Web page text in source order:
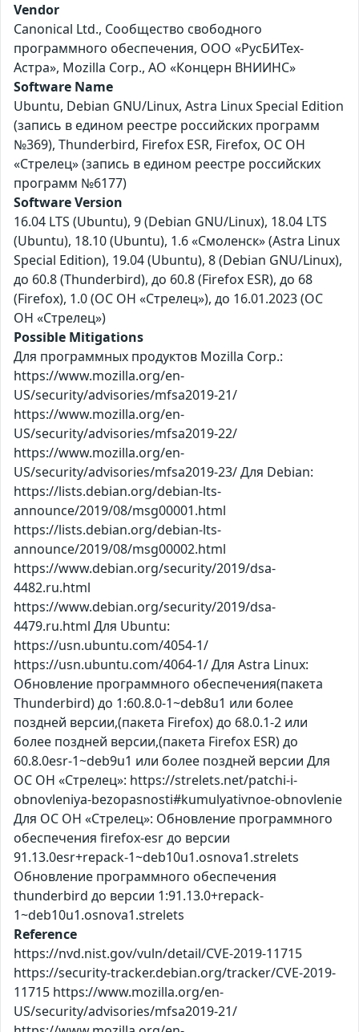
Vendor
Canonical Ltd., Сообщество свободного
программного обеспечения, ООО «РусБИТех-
Астра», Mozilla Corp., АО «Концерн ВНИИНС»
Software Name
Ubuntu, Debian GNU/Linux, Astra Linux Special Edition
(запись в едином реестре российских программ
№369), Thunderbird, Firefox ESR, Firefox, ОС ОН
«Стрелец» (запись в едином реестре российских
программ №6177)
Software Version
16.04 LTS (Ubuntu), 9 (Debian GNU/Linux), 18.04 LTS
(Ubuntu), 18.10 (Ubuntu), 1.6 «Смоленск» (Astra Linux
Special Edition), 19.04 (Ubuntu), 8 (Debian GNU/Linux),
до 60.8 (Thunderbird), до 60.8 (Firefox ESR), до 68
(Firefox), 1.0 (ОС ОН «Стрелец»), до 16.01.2023 (ОС
ОН «Стрелец»)
Possible Mitigations
Для программных продуктов Mozilla Corp.:
https://www.mozilla.org/en-
US/security/advisories/mfsa2019-21/
https://www.mozilla.org/en-
US/security/advisories/mfsa2019-22/
https://www.mozilla.org/en-
US/security/advisories/mfsa2019-23/ Для Debian:
https://lists.debian.org/debian-lts-
announce/2019/08/msg00001.html
https://lists.debian.org/debian-lts-
announce/2019/08/msg00002.html
https://www.debian.org/security/2019/dsa-
4482.ru.html
https://www.debian.org/security/2019/dsa-
4479.ru.html Для Ubuntu:
https://usn.ubuntu.com/4054-1/
https://usn.ubuntu.com/4064-1/ Для Astra Linux:
Обновление программного обеспечения(пакета
Thunderbird) до 1:60.8.0-1~deb8u1 или более
поздней версии,(пакета Firefox) до 68.0.1-2 или
более поздней версии,(пакета Firefox ESR) до
60.8.0esr-1~deb9u1 или более поздней версии Для
ОС ОН «Стрелец»: https://strelets.net/patchi-i-
obnovleniya-bezopasnosti#kumulyativnoe-obnovlenie
Для ОС ОН «Стрелец»: Обновление программного
обеспечения firefox-esr до версии
91.13.0esr+repack-1~deb10u1.osnova1.strelets
Обновление программного обеспечения
thunderbird до версии 1:91.13.0+repack-
1~deb10u1.osnova1.strelets
Reference
https://nvd.nist.gov/vuln/detail/CVE-2019-11715
https://security-tracker.debian.org/tracker/CVE-2019-
11715 https://www.mozilla.org/en-
US/security/advisories/mfsa2019-21/